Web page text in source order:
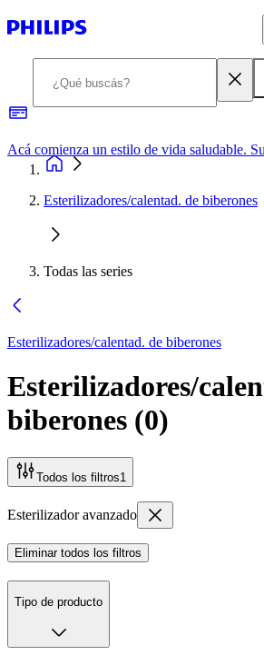
Esterilizadores/calentad. de biberones
Todas las series
Esterilizadores/calentad. de biberones
Esterilizadores/
biberones (0)
Todos los filtros1
Esterilizador avanzado
Eliminar todos los filtros
Tipo de producto